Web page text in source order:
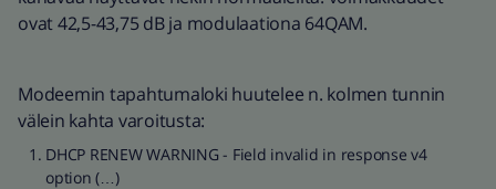
ovat 42,5-43,75 dB ja modulaationa 64QAM.
Modeemin tapahtumaloki huutelee n. kolmen tunnin
välein kahta varoitusta:
DHCP RENEW WARNING - Field invalid in response v4
option (…)